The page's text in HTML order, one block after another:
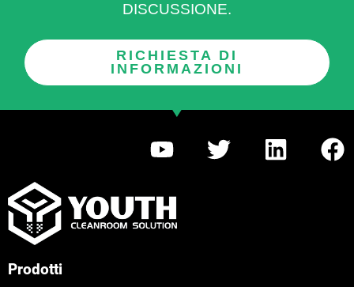
DISCUSSIONE.
RICHIESTA DI
INFORMAZIONI
Y
o
t
u
T
w
L
i
F
a
Prodotti